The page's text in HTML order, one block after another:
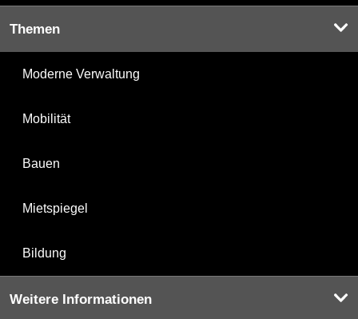
Themen
Moderne Verwaltung
Mobilität
Bauen
Mietspiegel
Bildung
Weitere Informationen